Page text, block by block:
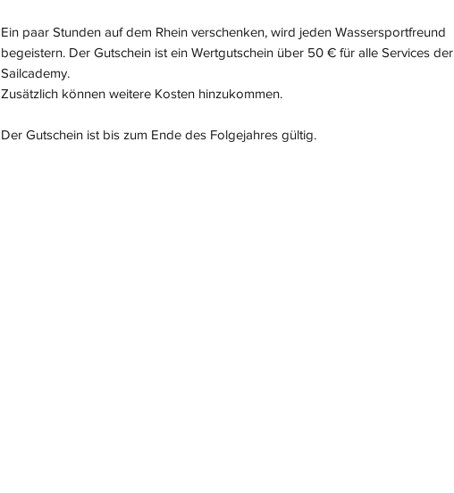
Ein paar Stunden auf dem Rhein verschenken, wird jeden Wassersportfreund
begeistern. Der Gutschein ist ein Wertgutschein über 50 € für alle Services der
Sailcademy.
Zusätzlich können weitere Kosten hinzukommen.
Der Gutschein ist bis zum Ende des Folgejahres gültig.